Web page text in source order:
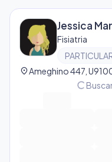
Jessica
Fisiatria
location_onAmeghino 447,
progress_activity